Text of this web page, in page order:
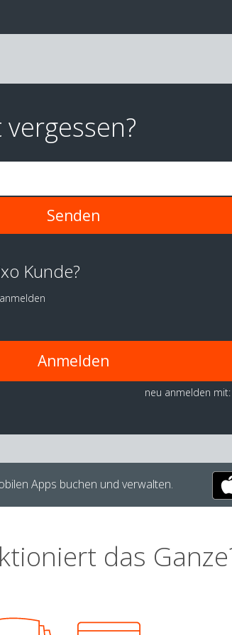
Kunde?
Anmelden
neu anmelden mit:
Apps buchen und verwalten.
das